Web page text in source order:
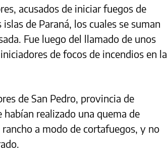
acusados de iniciar fuegos de
de Paraná, los cuales se suman
Fue luego del llamado de unos
de focos de incendios en la
de San Pedro, provincia de
realizado una quema de
a modo de cortafuegos, y no